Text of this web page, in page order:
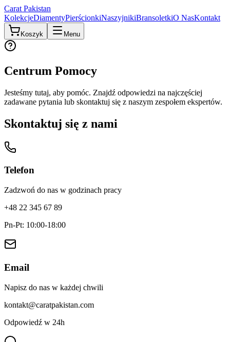
Carat Pakistan
KolekcjeDiamentyPierścionkiNaszyjnikiBransoletkiO NasKontakt
Koszyk Menu
Centrum Pomocy
Jesteśmy tutaj, aby pomóc. Znajdź odpowiedzi na najczęściej
zadawane pytania lub skontaktuj się z naszym zespołem ekspertów.
Skontaktuj się z nami
Telefon
Zadzwoń do nas w godzinach pracy
+48 22 345 67 89
Pn-Pt: 10:00-18:00
Email
Napisz do nas w każdej chwili
kontakt@caratpakistan.com
Odpowiedź w 24h